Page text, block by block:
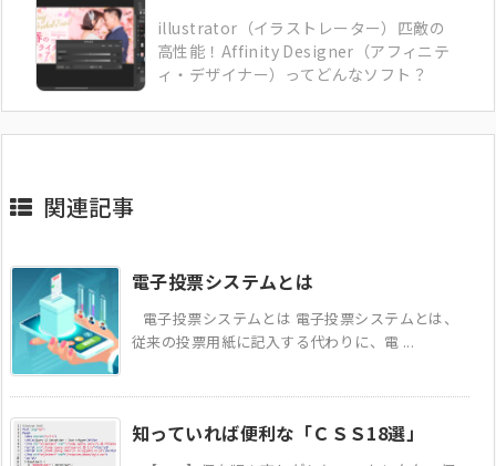
illustrator（イラストレーター）匹敵の
高性能！Affinity Designer（アフィニテ
ィ・デザイナー）ってどんなソフト？
関連記事
電子投票システムとは
電子投票システムとは 電子投票システムとは、
従来の投票用紙に記入する代わりに、電 ...
知っていれば便利な「ＣＳＳ18選」